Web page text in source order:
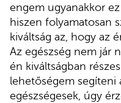
engem ugyanakkor
hiszen folyamatosan
kiváltság az, hogy az
Az egészség nem jár
én kiváltságban
lehetőségem segíteni
egészségesek, úgy